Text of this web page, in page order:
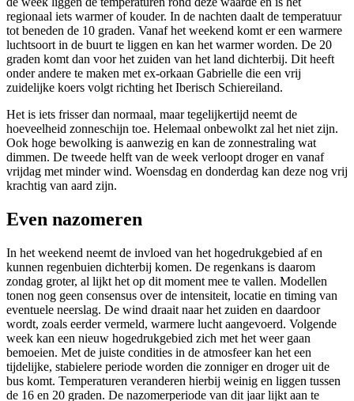
regionaal iets warmer of kouder. In de nachten daalt de temperatuur
tot beneden de 10 graden. Vanaf het weekend komt er een warmere
luchtsoort in de buurt te liggen en kan het warmer worden. De 20
graden komt dan voor het zuiden van het land dichterbij. Dit heeft
onder andere te maken met ex-orkaan Gabrielle die een vrij
zuidelijke koers volgt richting het Iberisch Schiereiland.
Het is iets frisser dan normaal, maar tegelijkertijd neemt de
hoeveelheid zonneschijn toe. Helemaal onbewolkt zal het niet zijn.
Ook hoge bewolking is aanwezig en kan de zonnestraling wat
dimmen. De tweede helft van de week verloopt droger en vanaf
vrijdag met minder wind. Woensdag en donderdag kan deze nog vrij
krachtig van aard zijn.
Even nazomeren
In het weekend neemt de invloed van het hogedrukgebied af en
kunnen regenbuien dichterbij komen. De regenkans is daarom
zondag groter, al lijkt het op dit moment mee te vallen. Modellen
tonen nog geen consensus over de intensiteit, locatie en timing van
eventuele neerslag. De wind draait naar het zuiden en daardoor
wordt, zoals eerder vermeld, warmere lucht aangevoerd. Volgende
week kan een nieuw hogedrukgebied zich met het weer gaan
bemoeien. Met de juiste condities in de atmosfeer kan het een
tijdelijke, stabielere periode worden die zonniger en droger uit de
bus komt. Temperaturen veranderen hierbij weinig en liggen tussen
de 16 en 20 graden. De nazomerperiode van dit jaar lijkt aan te